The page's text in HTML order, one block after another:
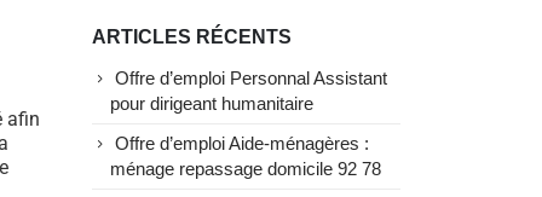
afin
ARTICLES RÉCENTS
Offre d’emploi Personnal Assistant
pour dirigeant humanitaire
Offre d’emploi Aide-ménagères :
ménage repassage domicile 92 78